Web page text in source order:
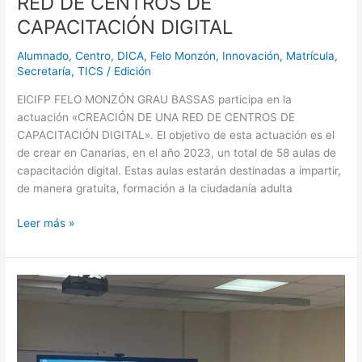
CAPACITACIÓN DIGITAL
Alumnado,Centro, DICA, Felo Monzón, Innovación, Matrícula,
Secretaría,TICS / Edición
ElCIFP FELO MONZÓN GRAU BASSAS participa en la
actuación «CREACIÓN DE UNA RED DE CENTROS DE
CAPACITACIÓN DIGITAL». El objetivo de esta actuación es el
de crear en Canarias, en el año 2023, un total de 58 aulas de
capacitación digital. Estas aulas estarán destinadas a impartir,
de manera gratuita, formación a la ciudadanía adulta
Leer más »
«Igualdad,
oportunidades»